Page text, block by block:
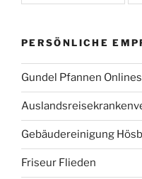
PERSÖNLICHE
Gundel Pfannen
Gebäudereinigung
Friseur Flieden